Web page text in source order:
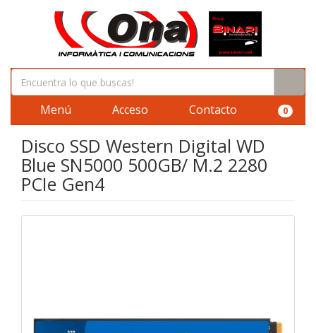
Menú Acceso Contacto 0
Disco SSD Western Digital WD
Blue SN5000 500GB/ M.2 2280
PCIe Gen4